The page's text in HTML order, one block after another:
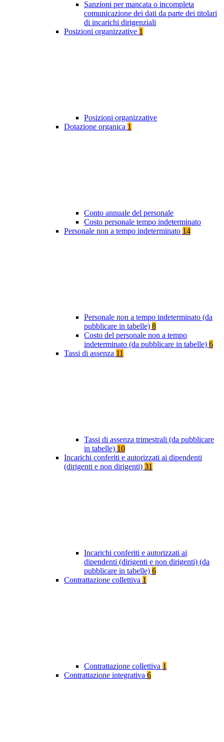
Sanzioni per mancata o incompleta
comunicazione dei dati da parte dei titolari
di incarichi dirigenziali
Posizioni organizzative 1
Posizioni organizzative
Dotazione organica 1
Conto annuale del personale
Costo personale tempo indeterminato
Personale non a tempo indeterminato 14
Personale non a tempo indeterminato (da
pubblicare in tabelle) 8
Costo del personale non a tempo
indeterminato (da pubblicare in tabelle) 6
Tassi di assenza 11
Tassi di assenza trimestrali (da pubblicare
in tabelle) 10
Incarichi conferiti e autorizzati ai dipendenti
(dirigenti e non dirigenti) 31
Incarichi conferiti e autorizzati ai
dipendenti (dirigenti e non dirigenti) (da
pubblicare in tabelle) 6
Contrattazione collettiva 1
Contrattazione collettiva 1
Contrattazione integrativa 6